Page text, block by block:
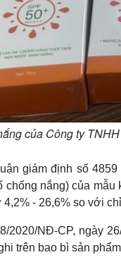
của Công ty
giám định số
chống nắng) của
4,2% - 26,6% so với
2020/NĐ-CP, ngày
trên bao bì sản